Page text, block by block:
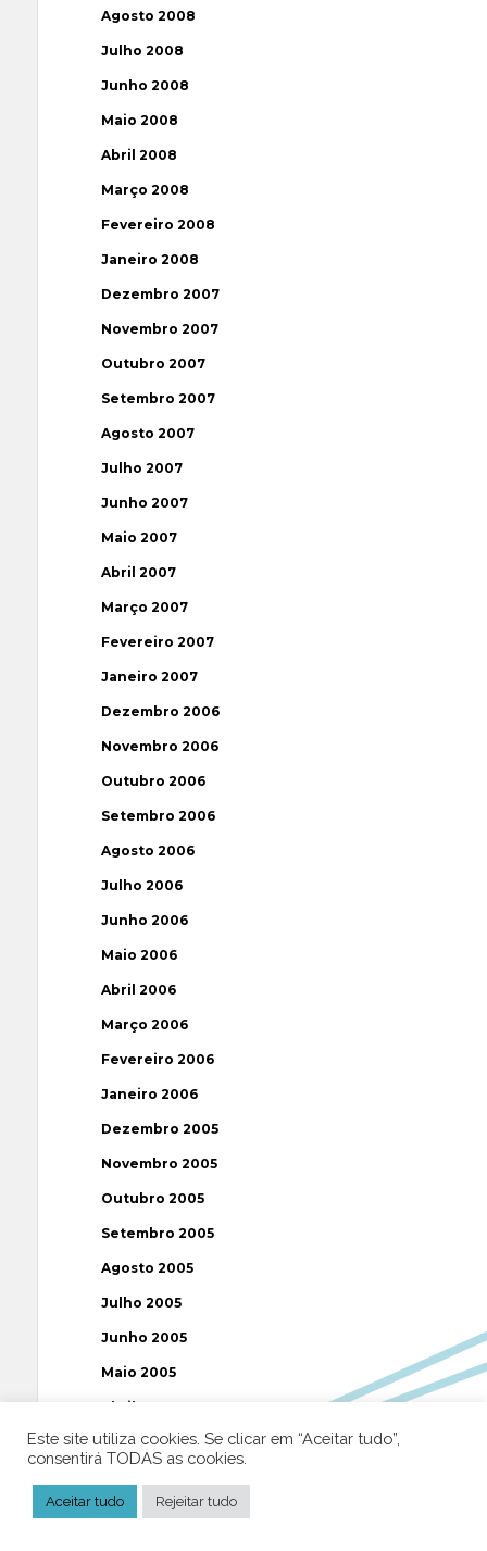
Agosto 2008
Julho 2008
Junho 2008
Maio 2008
Abril 2008
Março 2008
Fevereiro 2008
Janeiro 2008
Dezembro 2007
Novembro 2007
Outubro 2007
Setembro 2007
Agosto 2007
Julho 2007
Junho 2007
Maio 2007
Abril 2007
Março 2007
Fevereiro 2007
Janeiro 2007
Dezembro 2006
Novembro 2006
Outubro 2006
Setembro 2006
Agosto 2006
Julho 2006
Junho 2006
Maio 2006
Abril 2006
Março 2006
Fevereiro 2006
Janeiro 2006
Dezembro 2005
Novembro 2005
Outubro 2005
Setembro 2005
Agosto 2005
Julho 2005
Junho 2005
Maio 2005
Abril 2005
Março 2005
Janeiro 2005
Este site utiliza cookies. Se clicar em “Aceitar tudo”,
consentirá TODAS as cookies.
Aceitar tudo Rejeitar tudo